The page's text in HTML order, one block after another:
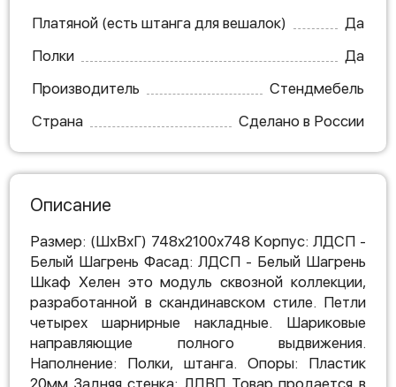
Платяной (есть штанга для вешалок)
Да
Полки
Да
Производитель
Стендмебель
Страна
Сделано в России
Описание
Размер: (ШхВхГ) 748х2100х748 Корпус: ЛДСП -
Белый Шагрень Фасад: ЛДСП - Белый Шагрень
Шкаф Хелен это модуль сквозной коллекции,
разработанной в скандинавском стиле. Петли
четырех шарнирные накладные. Шариковые
направляющие полного выдвижения.
Наполнение: Полки, штанга. Опоры: Пластик
20мм Задняя стенка: ЛДВП Товар продается в